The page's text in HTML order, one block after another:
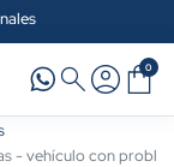
0
- vehículo con